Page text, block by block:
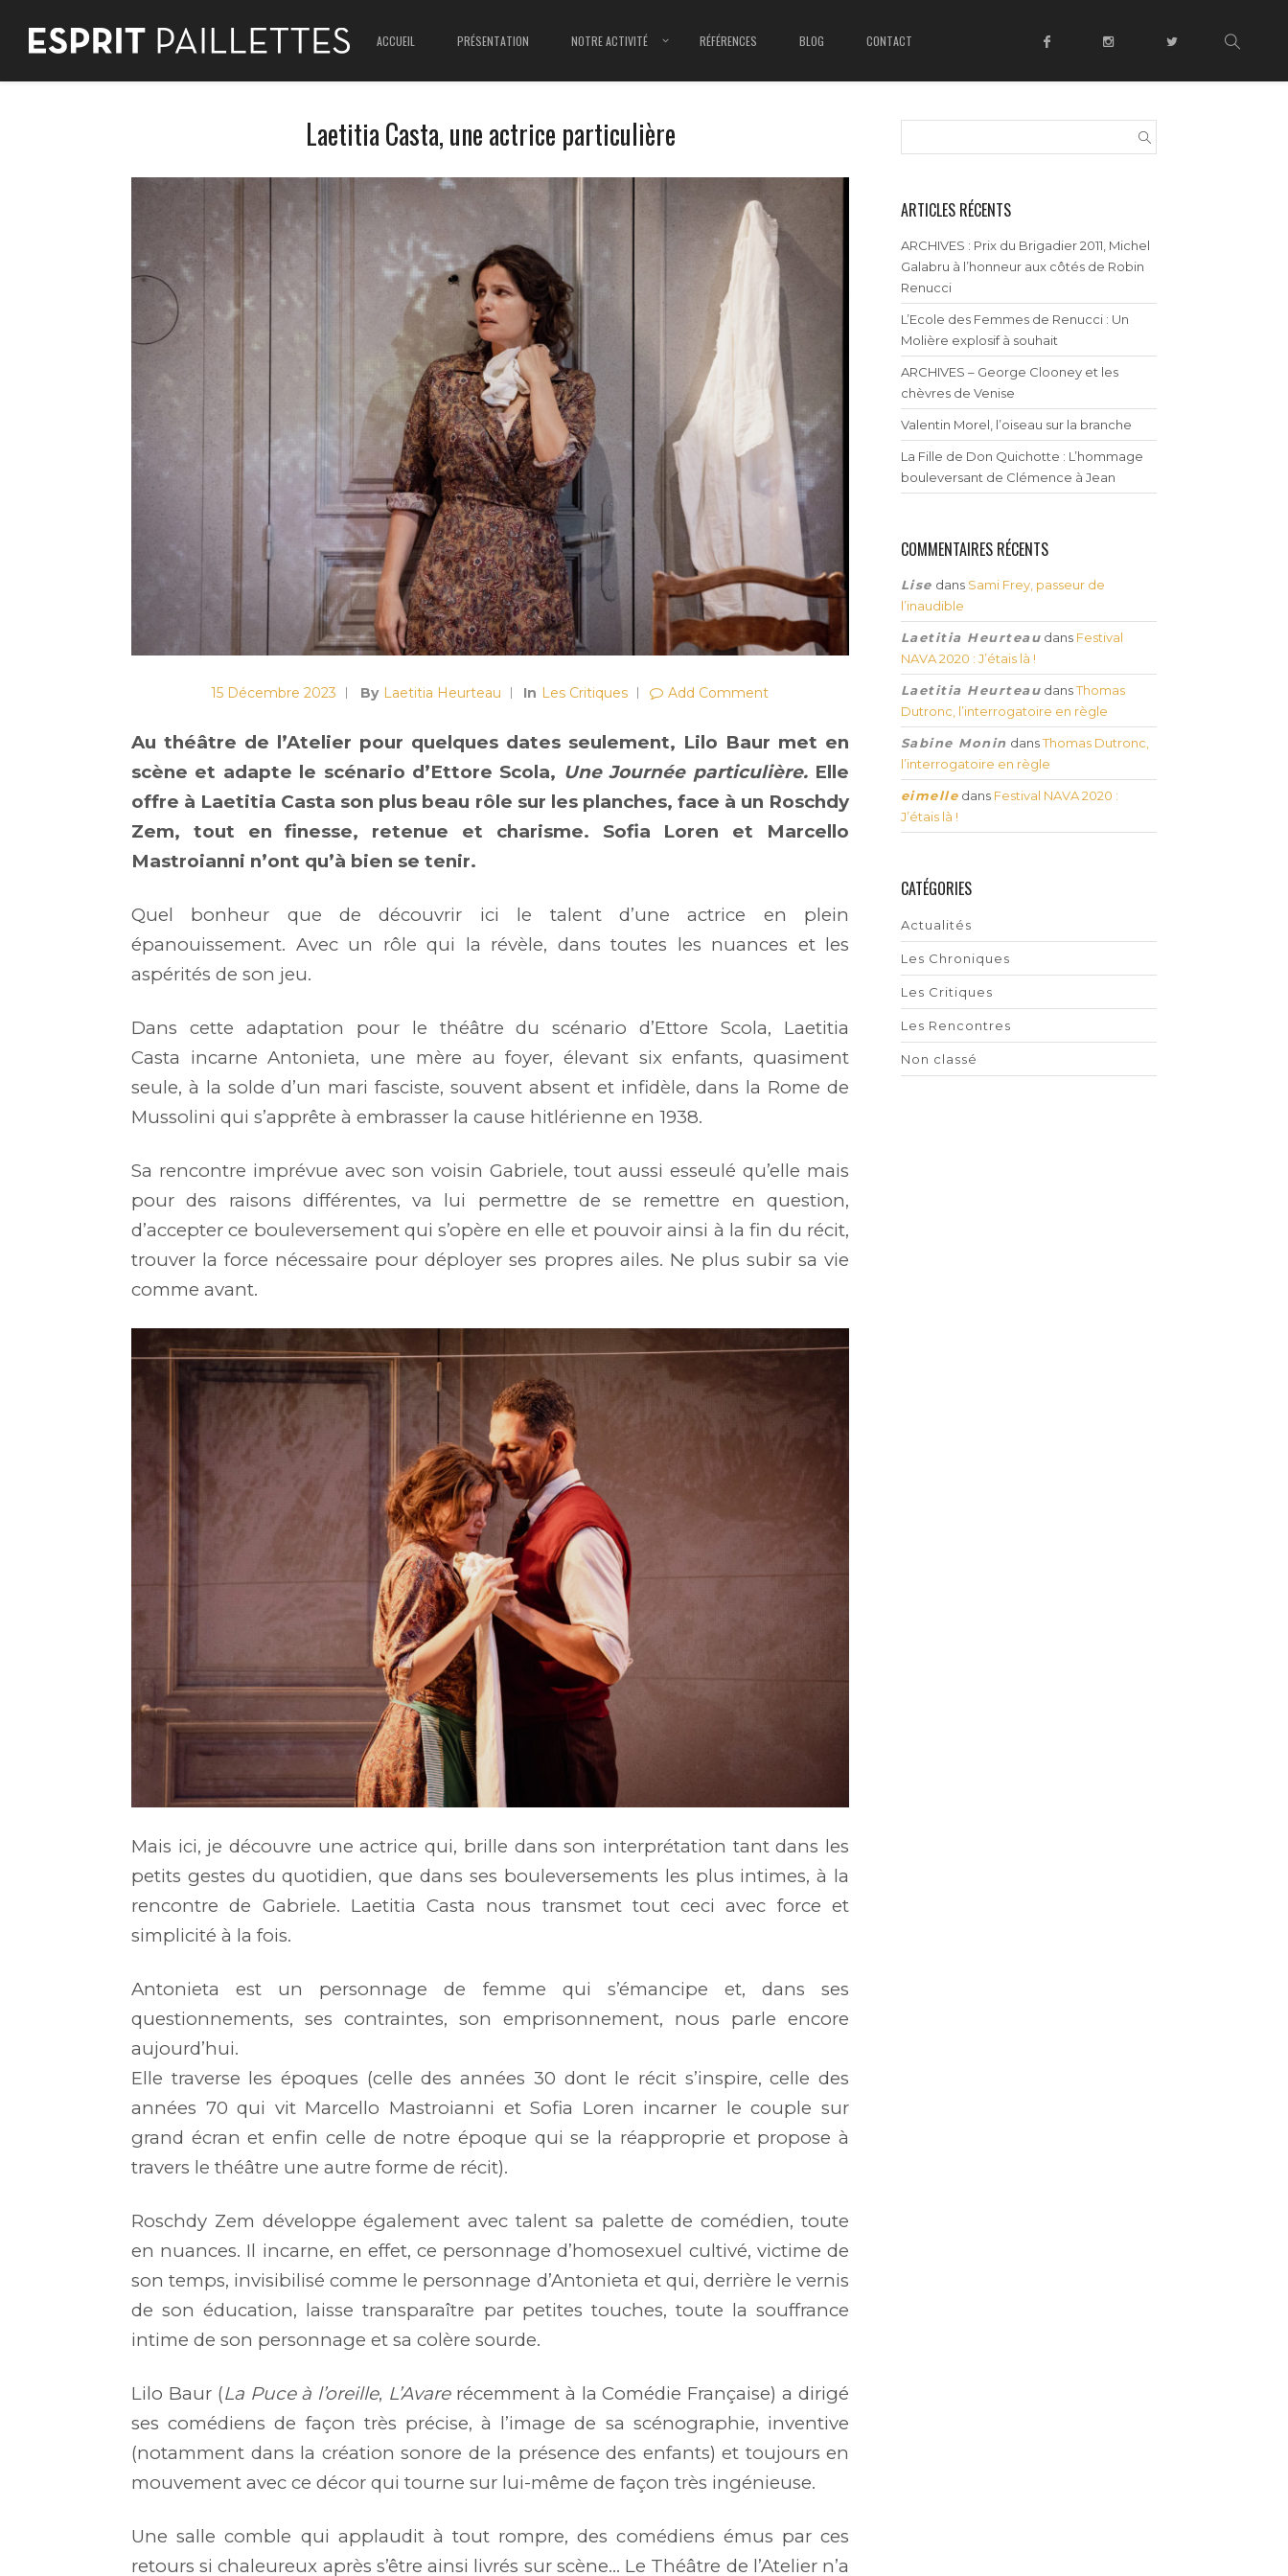
ACCUEIL PRÉSENTATION NOTRE ACTIVITÉ RÉFÉRENCES BLOG CONTACT
Laetitia Casta, une actrice particulière
15 Décembre 2023 By Laetitia Heurteau In Les Critiques Add Comment
Au théâtre de l’Atelier pour quelques dates seulement, Lilo Baur met en
scène et adapte le scénario d’Ettore Scola, Une Journée particulière. Elle
offre à Laetitia Casta son plus beau rôle sur les planches, face à un Roschdy
Zem, tout en finesse, retenue et charisme. Sofia Loren et Marcello
Mastroianni n’ont qu’à bien se tenir.
Quel bonheur que de découvrir ici le talent d’une actrice en plein
épanouissement. Avec un rôle qui la révèle, dans toutes les nuances et les
aspérités de son jeu.
Dans cette adaptation pour le théâtre du scénario d’Ettore Scola, Laetitia
Casta incarne Antonieta, une mère au foyer, élevant six enfants, quasiment
seule, à la solde d’un mari fasciste, souvent absent et infidèle, dans la Rome de
Mussolini qui s’apprête à embrasser la cause hitlérienne en 1938.
Sa rencontre imprévue avec son voisin Gabriele, tout aussi esseulé qu’elle mais
pour des raisons différentes, va lui permettre de se remettre en question,
d’accepter ce bouleversement qui s’opère en elle et pouvoir ainsi à la fin du récit,
trouver la force nécessaire pour déployer ses propres ailes. Ne plus subir sa vie
comme avant.
Mais ici, je découvre une actrice qui, brille dans son interprétation tant dans les
petits gestes du quotidien, que dans ses bouleversements les plus intimes, à la
rencontre de Gabriele. Laetitia Casta nous transmet tout ceci avec force et
simplicité à la fois.
Antonieta est un personnage de femme qui s’émancipe et, dans ses
questionnements, ses contraintes, son emprisonnement, nous parle encore
aujourd’hui.
Elle traverse les époques (celle des années 30 dont le récit s’inspire, celle des
années 70 qui vit Marcello Mastroianni et Sofia Loren incarner le couple sur
grand écran et enfin celle de notre époque qui se la réapproprie et propose à
travers le théâtre une autre forme de récit).
Roschdy Zem développe également avec talent sa palette de comédien, toute
en nuances. Il incarne, en effet, ce personnage d’homosexuel cultivé, victime de
son temps, invisibilisé comme le personnage d’Antonieta et qui, derrière le vernis
de son éducation, laisse transparaître par petites touches, toute la souffrance
intime de son personnage et sa colère sourde.
Lilo Baur (La Puce à l’oreille, L’Avarerécemment à la Comédie Française) a dirigé
ses comédiens de façon très précise, à l’image de sa scénographie, inventive
(notamment dans la création sonore de la présence des enfants) et toujours en
mouvement avec ce décor qui tourne sur lui-même de façon très ingénieuse.
Une salle comble qui applaudit à tout rompre, des comédiens émus par ces
retours si chaleureux après s’être ainsi livrés sur scène… Le Théâtre de l’Atelier n’a
ARTICLES RÉCENTS
ARCHIVES : Prix du Brigadier 2011, Michel
Galabru à l’honneur aux côtés de Robin
Renucci
L’Ecole des Femmes de Renucci : Un
Molière explosif à souhait
ARCHIVES – George Clooney et les
chèvres de Venise
Valentin Morel, l’oiseau sur la branche
La Fille de Don Quichotte : L’hommage
bouleversant de Clémence à Jean
COMMENTAIRES RÉCENTS
Lise dans Sami Frey, passeur de
l’inaudible
Laetitia Heurteau dans Festival
NAVA 2020 : J’étais là !
Laetitia Heurteau dansThomas
Dutronc, l’interrogatoire en règle
Sabine Monin dansThomas Dutronc,
l’interrogatoire en règle
eimelle dans Festival NAVA 2020 :
J’étais là !
CATÉGORIES
Actualités
Les Chroniques
Les Critiques
Les Rencontres
Non classé